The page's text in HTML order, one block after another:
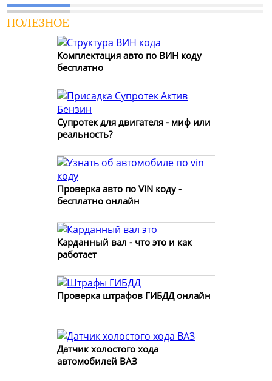
ПОЛЕЗНОЕ
Комплектация авто по ВИН коду
бесплатно
Супротек для двигателя - миф или
реальность?
Проверка авто по VIN коду -
бесплатно онлайн
Карданный вал - что это и как
работает
Проверка штрафов ГИБДД онлайн
Датчик холостого хода
автомобилей ВАЗ